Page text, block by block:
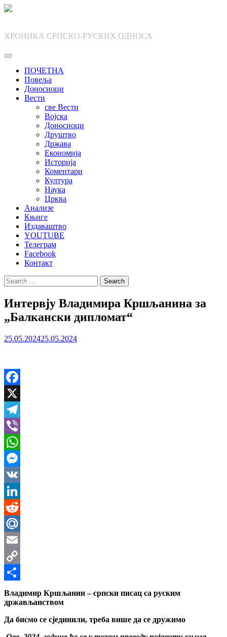
Skip
ХРОНИКА СРПСКО-РУСКИХ ОДНОСА
ПОЧЕТНА
Повеља
Доносиоци
Вести
све Вести
Војска
Доносиоци
Друштво
Држава
Економија
Историја
Коментари
Култура
Наука
Црква
Анализе
Књиге
Издаваштво
YOUTUBE
Телеграм
Facebook
Контакт
Search
for:
Интервју Владимира Кршљанина за
„Балкански дипломат“
25.05.202425.05.2024
Facebook
X
Telegram
Viber
WhatsApp
Messenger
VK
LinkedIn
Reddit
Mail.Ru
Email
Copy
Link
Share
Владимир Кршљанин– српски писац са руским
држављанством
Да бисмо се сјединили, треба више да се дружимо